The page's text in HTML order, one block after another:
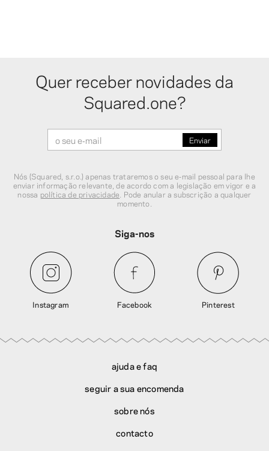
Quer receber novidades da
Squared.one?
Nós (Squared, s.r.o.) apenas trataremos o seu e‑mail pessoal para lhe
enviar informação relevante, de acordo com a legislação em vigor e a
nossa política de privacidade . Pode anular a subscrição a qualquer
momento.
Siga-nos
Instagram Facebook Pinterest
ajuda e faq
seguir a sua encomenda
sobre nós
contacto